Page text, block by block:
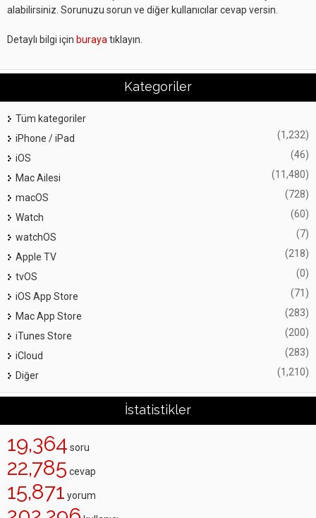
alabilirsiniz. Sorunuzu sorun ve diğer kullanıcılar cevap versin.
Detaylı bilgi için buraya tıklayın.
Kategoriler
Tüm kategoriler
iPhone / iPad
(1,232)
iOS (46)
Mac Ailesi (11,480)
macOS (728)
Watch (60)
watchOS (7)
Apple TV (218)
tvOS (0)
iOS App Store (71)
Mac App Store (283)
iTunes Store (200)
iCloud (283)
Diğer (1,210)
İstatistikler
19,364 soru
22,785 cevap
15,871 yorum